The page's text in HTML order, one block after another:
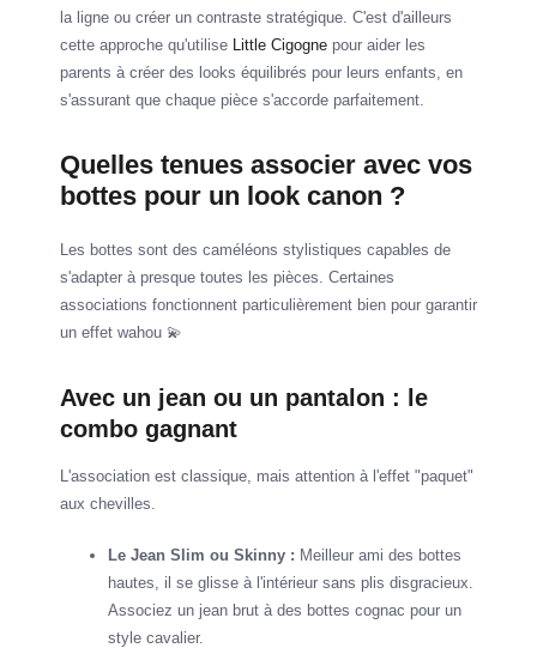
la ligne ou créer un contraste stratégique. C'est d'ailleurs
cette approche qu'utilise Little Cigogne pour aider les
parents à créer des looks équilibrés pour leurs enfants, en
s'assurant que chaque pièce s'accorde parfaitement.
Quelles tenues associer avec vos
bottes pour un look canon ?
Les bottes sont des caméléons stylistiques capables de
s'adapter à presque toutes les pièces. Certaines
associations fonctionnent particulièrement bien pour garantir
un effet wahou 💫
Avec un jean ou un pantalon : le
combo gagnant
L'association est classique, mais attention à l'effet "paquet"
aux chevilles.
Le Jean Slim ou Skinny : Meilleur ami des bottes
hautes, il se glisse à l'intérieur sans plis disgracieux.
Associez un jean brut à des bottes cognac pour un
style cavalier.